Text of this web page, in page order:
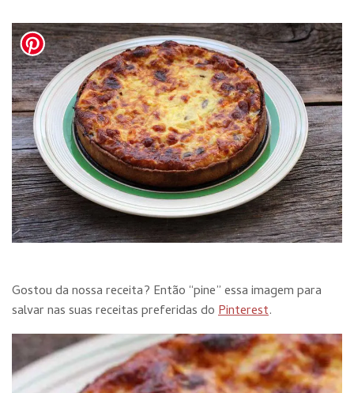
Gostou da nossa receita? Então “pine” essa imagem para
salvar nas suas receitas preferidas doPinterest.